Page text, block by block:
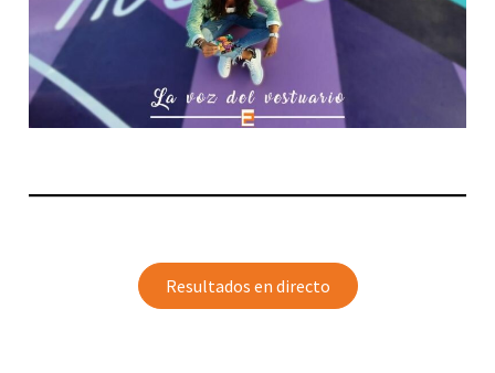
Resultados en directo